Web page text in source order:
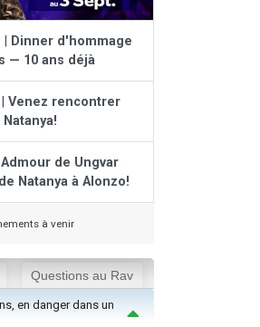
Dinner d'hommage
— 10 ans déjà
Venez rencontrer
Admour de Ungvar
Natanya à Alonzo!
à venir
Questions au Rav
en danger dans un